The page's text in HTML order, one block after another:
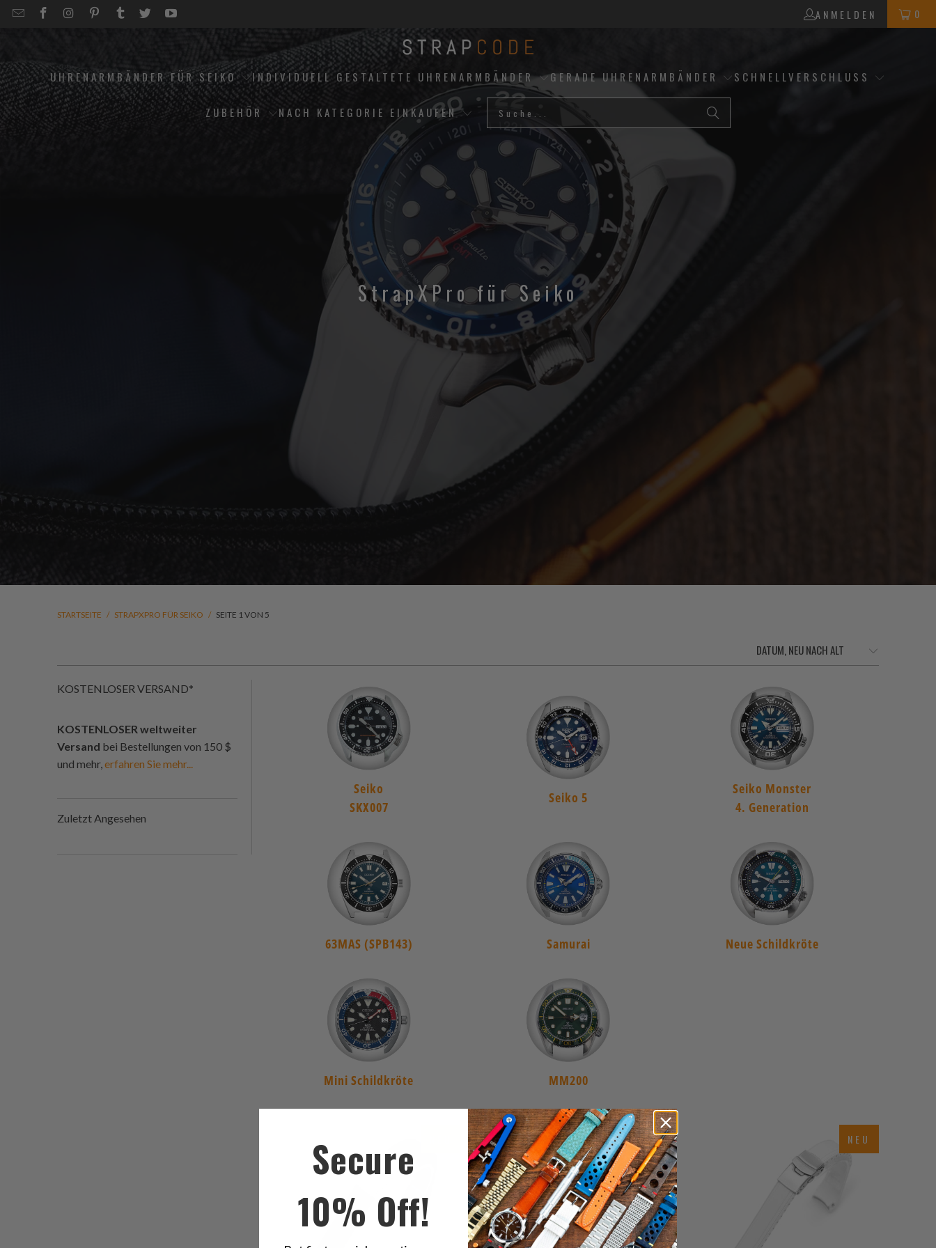
EMAILSTRAPCODE
FACEBOOK
STRAPCODE
INSTAGRAM
STRAPCODE
PINTEREST
STRAPCODE
TUMBLR
STRAPCODE
TWITTER
STRAPCODE
YOUTUBE
ANMELDEN 0
UHRENARMBÄNDER FÜR SEIKO INDIVIDUELL GESTALTETE UHRENARMBÄNDER GERADE UHRENARMBÄNDER SCHNELLVERSCHLUSS
ZUBEHÖR NACH KATEGORIE EINKAUFEN
StrapXPro für Seiko
STARTSEITE / STRAPXPRO FÜR SEIKO / SEITE 1 VON 5
KOSTENLOSER VERSAND*
KOSTENLOSER weltweiter
Versand bei Bestellungen von 150 $
und mehr,erfahren Sie mehr...
Zuletzt Angesehen
Seiko
SKX007
Seiko 5
Seiko Monster
4. Generation
63MAS (SPB143) Samurai Neue Schildkröte
Mini Schildkröte MM200
$60.00 $60.00
NEU
$60.00
NEU
Secure
10% Off!